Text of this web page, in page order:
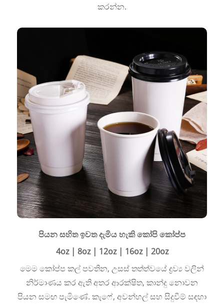
කරන්න.
පියන සහිත ඉවත දැමිය හැකි කෝපි කෝප්ප
4oz | 8oz | 12oz | 16oz | 20oz
මෙම කෝප්ප කල් පවතින, උසස් තත්ත්වයේ ද්‍රව්‍ය වලින්
නිර්මාණය කර ඇති අතර ආරක්ෂිත, කාන්දු නොවන
පියන සමඟ පැමිණේ. කැෆේ, අවන්හල් සහ සිදුවීම් සඳහා